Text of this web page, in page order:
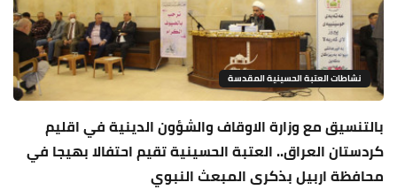
نشاطات العتبة الحسينية المقدسة
بالتنسيق مع وزارة الاوقاف والشؤون الدينية في اقليم
كردستان العراق.. العتبة الحسينية تقيم احتفالا بهيجا في
محافظة اربيل بذكرى المبعث النبوي